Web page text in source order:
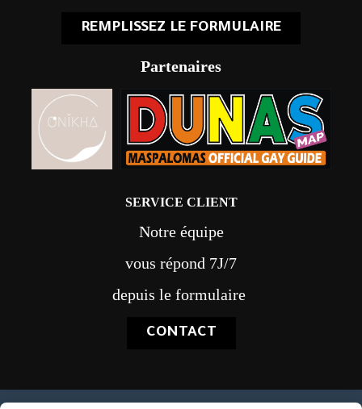
REMPLISSEZ LE FORMULAIRE
Partenaires
SERVICE CLIENT
Notre équipe
vous répond 7J/7
depuis le formulaire
CONTACT